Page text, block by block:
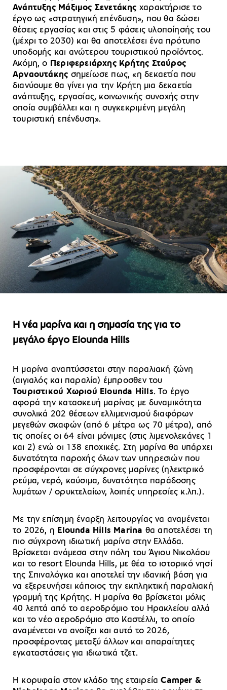
Ανάπτυξης Μάξιμος Σενετάκης χαρακτήρισε το
έργο ως «στρατηγική επένδυση», που θα δώσει
θέσεις εργασίας και στις 5 φάσεις υλοποίησής του
(μέχρι το 2030) και θα αποτελέσει ένα πρότυπο
υποδομής και ανώτερου τουριστικού προϊόντος.
Ακόμη, ο Περιφερειάρχης Κρήτης Σταύρος
Αρναουτάκης σημείωσε πως, «η δεκαετία που
διανύουμε θα γίνει για την Κρήτη μια δεκαετία
ανάπτυξης, εργασίας, κοινωνικής συνοχής στην
οποία συμβάλλει και η συγκεκριμένη μεγάλη
τουριστική επένδυση».
Η νέα μαρίνα και η σημασία της για το
μεγάλο έργο Εlounda Hills
Η μαρίνα αναπτύσσεται στην παραλιακή ζώνη
(αιγιαλός και παραλία) έμπροσθεν του
Τουριστικού Χωριού Elounda Hills. Το έργο
αφορά την κατασκευή μαρίνας με δυναμικότητα
συνολικά 202 θέσεων ελλιμενισμού διαφόρων
μεγεθών σκαφών (από 6 μέτρα ως 70 μέτρα), από
τις οποίες οι 64 είναι μόνιμες (στις λιμενολεκάνες 1
και 2) ενώ οι 138 εποχικές. Στη μαρίνα θα υπάρχει
δυνατότητα παροχής όλων των υπηρεσιών που
προσφέρονται σε σύγχρονες μαρίνες (ηλεκτρικό
ρεύμα, νερό, καύσιμα, δυνατότητα παράδοσης
λυμάτων / ορυκτελαίων, λοιπές υπηρεσίες κ.λπ.).
Με την επίσημη έναρξη λειτουργίας να αναμένεται
το 2026, η Elounda Hills Marina θα αποτελέσει τη
πιο σύγχρονη ιδιωτική μαρίνα στην Ελλάδα.
Βρίσκεται ανάμεσα στην πόλη του Άγιου Νικολάου
και το resort Elounda Hills, με θέα το ιστορικό νησί
της Σπιναλόγκα και αποτελεί την ιδανική βάση για
να εξερευνήσει κάποιος την εκπληκτική παραλιακή
γραμμή της Κρήτης. H μαρίνα θα βρίσκεται μόλις
40 λεπτά από το αεροδρόμιο του Ηρακλείου αλλά
και το νέο αεροδρόμιο στο Καστέλλι, το οποίο
αναμένεται να ανοίξει και αυτό το 2026,
προσφέροντας μεταξύ άλλων και απαραίτητες
εγκαταστάσεις για ιδιωτικά τζετ.
Η κορυφαία στον κλάδο της εταιρείαCamper &